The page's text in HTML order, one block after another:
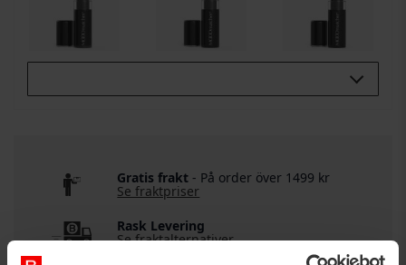
Gratis frakt - På order över 1499 kr
Se fraktpriser
Rask Levering
Se fraktalternativer